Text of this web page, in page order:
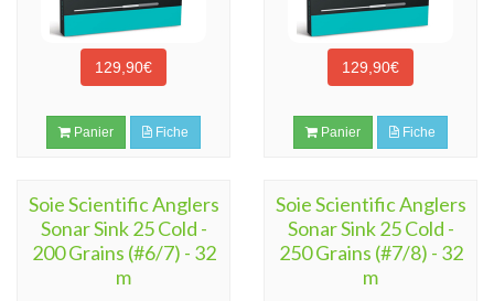
129,90€
Panier Fiche
129,90€
Panier Fiche
Soie Scientific Anglers
Sonar Sink 25 Cold -
200 Grains (#6/7) - 32
m
Soie Scientific Anglers
Sonar Sink 25 Cold -
250 Grains (#7/8) - 32
m